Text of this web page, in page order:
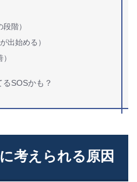
階）
出始める）
SOSかも？
考えられる原因